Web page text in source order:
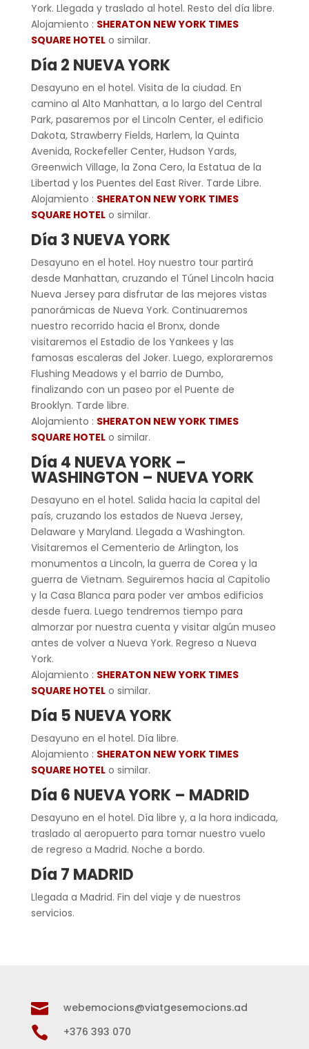
York. Llegada y traslado al hotel. Resto del día libre.
Alojamiento : SHERATON NEW YORK TIMES
SQUARE HOTELo similar.
Día 2 NUEVA YORK
Desayuno en el hotel. Visita de la ciudad. En
camino al Alto Manhattan, a lo largo del Central
Park, pasaremos por el Lincoln Center, el edificio
Dakota, Strawberry Fields, Harlem, la Quinta
Avenida, Rockefeller Center, Hudson Yards,
Greenwich Village, la Zona Cero, la Estatua de la
Libertad y los Puentes del East River. Tarde Libre.
Alojamiento : SHERATON NEW YORK TIMES
SQUARE HOTELo similar.
Día 3 NUEVA YORK
Desayuno en el hotel. Hoy nuestro tour partirá
desde Manhattan, cruzando el Túnel Lincoln hacia
Nueva Jersey para disfrutar de las mejores vistas
panorámicas de Nueva York. Continuaremos
nuestro recorrido hacia el Bronx, donde
visitaremos el Estadio de los Yankees y las
famosas escaleras del Joker. Luego, exploraremos
Flushing Meadows y el barrio de Dumbo,
finalizando con un paseo por el Puente de
Brooklyn. Tarde libre.
Alojamiento : SHERATON NEW YORK TIMES
SQUARE HOTELo similar.
Día 4 NUEVA YORK –
WASHINGTON – NUEVA YORK
Desayuno en el hotel. Salida hacia la capital del
país, cruzando los estados de Nueva Jersey,
Delaware y Maryland. Llegada a Washington.
Visitaremos el Cementerio de Arlington, los
monumentos a Lincoln, la guerra de Corea y la
guerra de Vietnam. Seguiremos hacia al Capitolio
y la Casa Blanca para poder ver ambos edificios
desde fuera. Luego tendremos tiempo para
almorzar por nuestra cuenta y visitar algún museo
antes de volver a Nueva York. Regreso a Nueva
York.
Alojamiento : SHERATON NEW YORK TIMES
SQUARE HOTELo similar.
Día 5 NUEVA YORK
Desayuno en el hotel. Día libre.
Alojamiento : SHERATON NEW YORK TIMES
SQUARE HOTELo similar.
Día 6 NUEVA YORK – MADRID
Desayuno en el hotel. Día libre y, a la hora indicada,
traslado al aeropuerto para tomar nuestro vuelo
de regreso a Madrid. Noche a bordo.
Día 7 MADRID
Llegada a Madrid. Fin del viaje y de nuestros
servicios.
 webemocions@viatgesemocions.ad
 +376 393 070